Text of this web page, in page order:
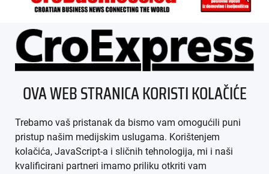
ÜBER UNS
IMPRESSUM
AGB
DATENSCHUTZ
OVA WEB STRANICA KORISTI KOLAČIĆE
Trebamo vaš pristanak da bismo vam omogućili puni
pristup našim medijskim uslugama. Korištenjem
kolačića, JavaScript-a i sličnih tehnologija, mi i naši
kvalificirani partneri imamo priliku otkriti vam